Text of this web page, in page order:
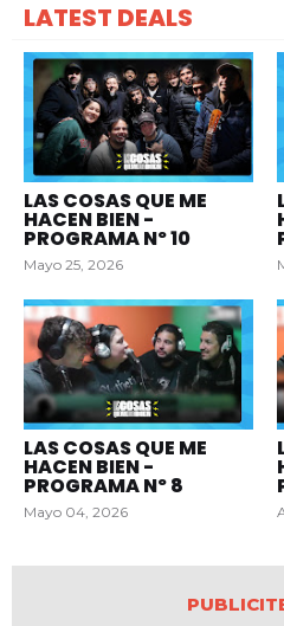
LATEST DEALS
LAS COSAS QUE ME
HACEN BIEN -
PROGRAMA Nº 10
Mayo 25, 2026
LAS COSAS QUE ME
HACEN BIEN -
PROGRAMA Nº 8
Mayo 04, 2026